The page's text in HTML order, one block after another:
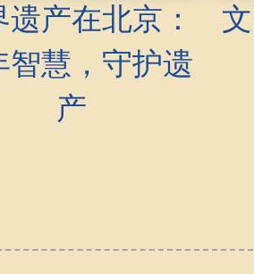
遗产在北京：
智慧，守护遗
产